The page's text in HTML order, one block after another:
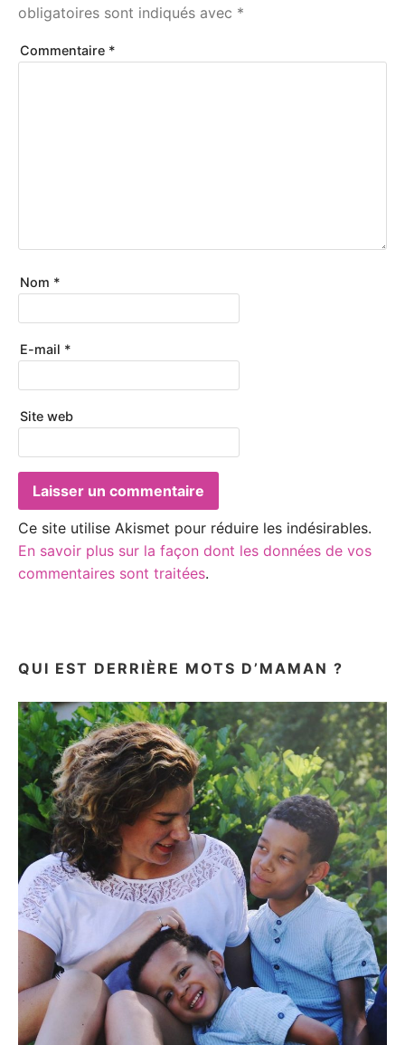
obligatoires sont indiqués avec *
Commentaire *
Nom *
E-mail *
Site web
Ce site utilise Akismet pour réduire les indésirables.
En savoir plus sur la façon dont les données de vos
commentaires sont traitées.
QUI EST DERRIÈRE MOTS D’MAMAN ?